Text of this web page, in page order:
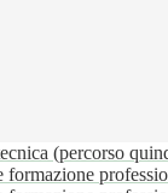
(percorso
formazione